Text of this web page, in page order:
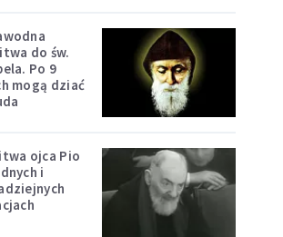
do św.
Po 9
mogą dziać
ojca Pio
i